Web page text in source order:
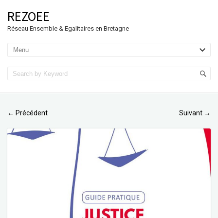
REZOEE
Réseau Ensemble & Egalitaires en Bretagne
← Précédent Suivant →